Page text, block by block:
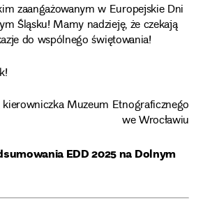
zaangażowanym w Europejskie Dni
Śląsku! Mamy nadzieję, że czekają
do wspólnego świętowania!
Muzeum Etnograficznego
we Wrocławiu
EDD 2025 na Dolnym